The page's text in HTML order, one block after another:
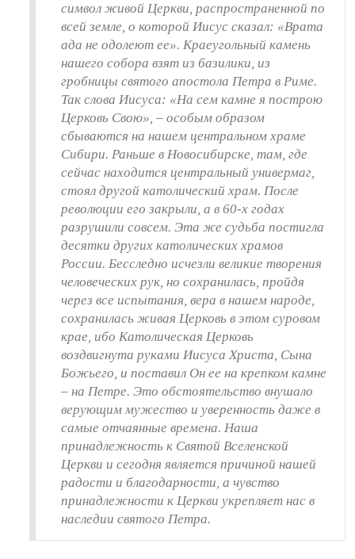
символ живой Церкви, распространенной по
всей земле, о которой Иисус сказал: «Врата
ада не одолеют ее». Краеугольный камень
нашего собора взят из базилики, из
гробницы святого апостола Петра в Риме.
Так слова Иисуса: «На сем камне я построю
Церковь Свою», – особым образом
сбываются на нашем центральном храме
Сибири. Раньше в Новосибирске, там, где
сейчас находится центральный универмаг,
стоял другой католический храм. После
революции его закрыли, а в 60-х годах
разрушили совсем. Эта же судьба постигла
десятки других католических храмов
России. Бесследно исчезли великие творения
человеческих рук, но сохранилась, пройдя
через все испытания, вера в нашем народе,
сохранилась живая Церковь в этом суровом
крае, ибо Католическая Церковь
воздвигнута руками Иисуса Христа, Сына
Божьего, и поставил Он ее на крепком камне
– на Петре. Это обстоятельство внушало
верующим мужество и уверенность даже в
самые отчаянные времена. Наша
принадлежность к Святой Вселенской
Церкви и сегодня является причиной нашей
радости и благодарности, а чувство
принадлежности к Церкви укрепляет нас в
наследии святого Петра.